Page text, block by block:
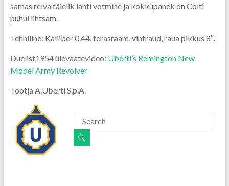
samas relva täielik lahti võtmine ja kokkupanek on Colti
puhul lihtsam.
Tehniline: Kaliiber 0.44, terasraam, vintraud, raua pikkus 8″.
Duelist1954 ülevaatevideo: Uberti’s Remington New
Model Army Revolver
Tootja A.Uberti S.p.A.